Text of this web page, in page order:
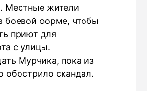
Местные жители
боевой форме, чтобы
приют для
с улицы.
Мурчика, пока из
обострило скандал.